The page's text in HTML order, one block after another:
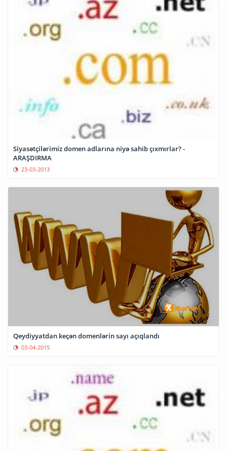
Siyasətçilərimiz domen adlarına niyə sahib çıxmırlar? -
ARAŞDIRMA
23-03-2013
Qeydiyyatdan keçən domenlərin sayı açıqlandı
03-04-2015